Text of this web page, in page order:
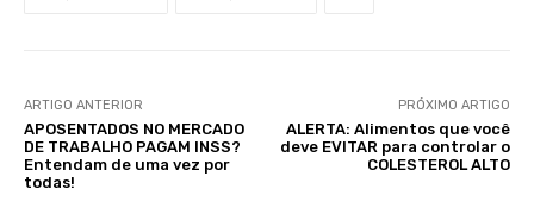
ARTIGO ANTERIOR
APOSENTADOS NO MERCADO
DE TRABALHO PAGAM INSS?
Entendam de uma vez por
todas!
PRÓXIMO ARTIGO
ALERTA: Alimentos que você
deve EVITAR para controlar o
COLESTEROL ALTO